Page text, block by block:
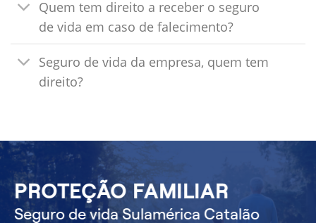
Quem tem direito a receber o seguro
de vida em caso de falecimento?
Seguro de vida da empresa, quem tem
direito?
PROTEÇÃO FAMILIAR
Seguro de vida Sulamérica Catalão